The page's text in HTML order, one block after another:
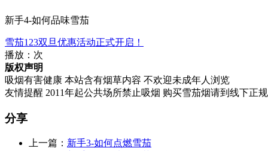
新手4-如何品味雪茄
雪茄123双旦优惠活动正式开启！
播放： 次
版权声明
吸烟有害健康 本站含有烟草内容 不欢迎未成年人浏览
友情提醒 2011年起公共场所禁止吸烟 购买雪茄烟请到线下正
分享
上一篇： 新手3-如何点燃雪茄